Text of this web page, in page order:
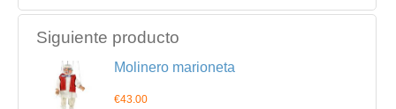
Siguiente producto
Molinero marioneta
€43.00